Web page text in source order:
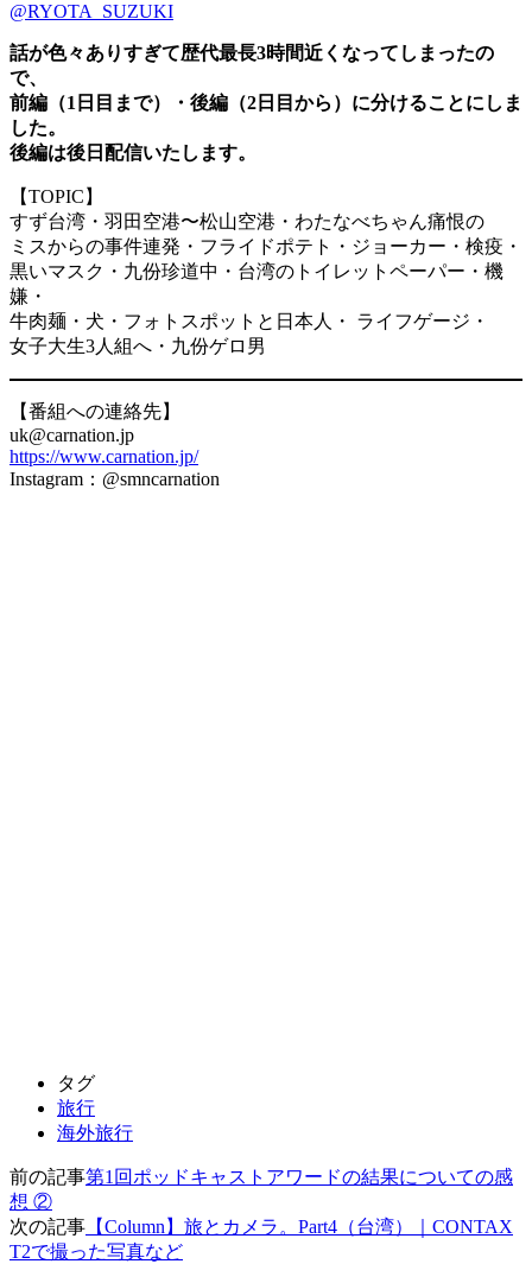
@RYOTA_SUZUKI
話が色々ありすぎて歴代最長3時間近くなってしまったの
で、
前編（1日目まで）・後編（2日目から）に分けることにしま
した。
後編は後日配信いたします。
【TOPIC】
すず台湾・羽田空港〜松山空港・わたなべちゃん痛恨の
ミスからの事件連発・フライドポテト・ジョーカー・検疫・
黒いマスク・九份珍道中・台湾のトイレットペーパー・機
嫌・
牛肉麺・犬・フォトスポットと日本人・ ライフゲージ・
女子大生3人組へ・九份ゲロ男
【番組への連絡先】
uk@carnation.jp
https://www.carnation.jp/
Instagram：@smncarnation
タグ
旅行
海外旅行
前の記事第1回ポッドキャストアワードの結果についての感
想 ②
次の記事 【Column】旅とカメラ。Part4（台湾）｜CONTAX
T2で撮った写真など